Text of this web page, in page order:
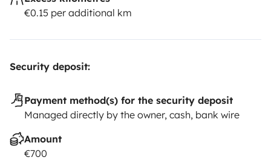
limpeza de 25€. O depósito de combustível deve estar
do combustível em falta acrescido de uma taxa de
🚐✨
€0.15 per additional km
Security deposit:
Payment method(s) for the security deposit
Managed directly by the owner, cash, bank wire
Amount
€700